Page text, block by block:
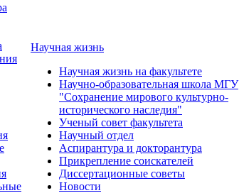
Научная жизнь
Научная жизнь на факультете
Научно-образовательная школа МГУ
"Сохранение мирового культурно-
исторического наследия"
Ученый совет факультета
Научный отдел
Аспирантура и докторантура
Прикрепление соискателей
Диссертационные советы
Новости